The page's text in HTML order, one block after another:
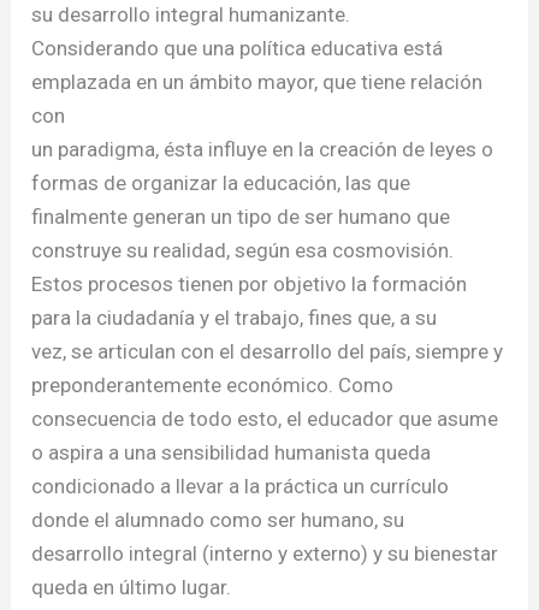
su desarrollo integral humanizante.
Considerando que una política educativa está
emplazada en un ámbito mayor, que tiene relación
con
un paradigma, ésta influye en la creación de leyes o
formas de organizar la educación, las que
finalmente generan un tipo de ser humano que
construye su realidad, según esa cosmovisión.
Estos procesos tienen por objetivo la formación
para la ciudadanía y el trabajo, fines que, a su
vez, se articulan con el desarrollo del país, siempre y
preponderantemente económico. Como
consecuencia de todo esto, el educador que asume
o aspira a una sensibilidad humanista queda
condicionado a llevar a la práctica un currículo
donde el alumnado como ser humano, su
desarrollo integral (interno y externo) y su bienestar
queda en último lugar.